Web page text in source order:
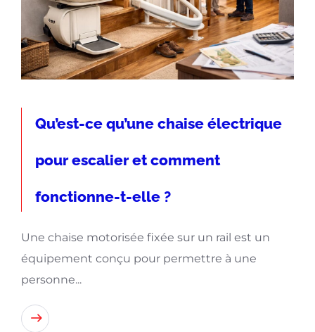
Qu’est-ce qu’une chaise électrique
pour escalier et comment
fonctionne-t-elle ?
Une chaise motorisée fixée sur un rail est un
équipement conçu pour permettre à une
personne...